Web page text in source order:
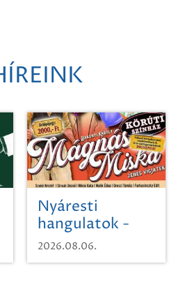
Nyáresti
hangulatok -
Mágnás Miska
2026.08.06.